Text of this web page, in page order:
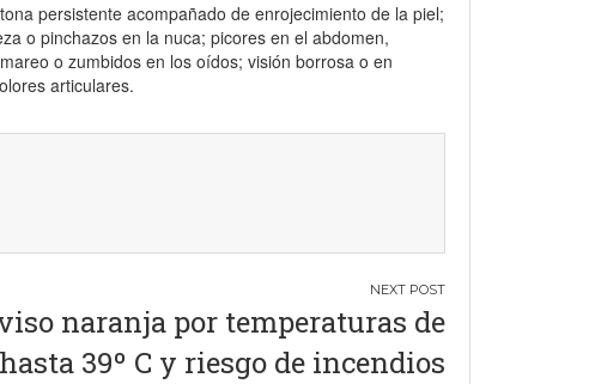
persistente acompañado de enrojecimiento de la piel;
o pinchazos en la nuca; picores en el abdomen,
o zumbidos en los oídos; visión borrosa o en
articulares.
naranja por temperaturas de
hasta 39º C y riesgo de incendios